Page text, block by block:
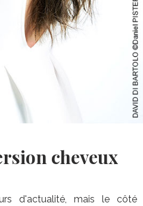
cheveux
d'actualité, mais le côté